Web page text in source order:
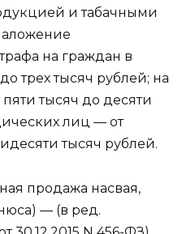
и табачными
на граждан в
трех тысяч рублей; на
тысяч до десяти
лиц — от
тысяч рублей.
продажа насвая,
— (в ред.